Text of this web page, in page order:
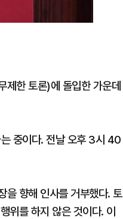
제한 토론)에 돌입한 가운데
중이다. 전날 오후 3시 40
을 향해 인사를 거부했다. 토
위를 하지 않은 것이다. 이